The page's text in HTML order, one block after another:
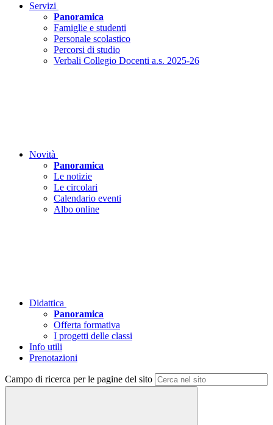
Servizi
Panoramica
Famiglie e studenti
Personale scolastico
Percorsi di studio
Verbali Collegio Docenti a.s. 2025-26
Novità
Panoramica
Le notizie
Le circolari
Calendario eventi
Albo online
Didattica
Panoramica
Offerta formativa
I progetti delle classi
Info utili
Prenotazioni
Campo di ricerca per le pagine del sito